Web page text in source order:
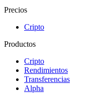
Precios
Cripto
Productos
Cripto
Rendimientos
Transferencias
Alpha